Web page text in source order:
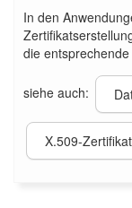
In den
die
siehe auch:
X.509-